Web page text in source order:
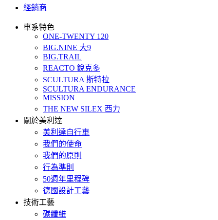
經銷商
車系特色
ONE-TWENTY 120
BIG.NINE 大9
BIG.TRAIL
REACTO 銳克多
SCULTURA 斯特拉
SCULTURA ENDURANCE
MISSION
THE NEW SILEX 西力
關於美利達
美利達自行車
我們的使命
我們的原則
行為準則
50週年里程碑
德國設計工藝
技術工藝
碳纖維